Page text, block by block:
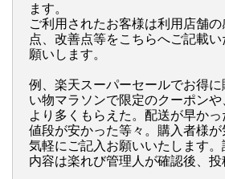
ます。
ご利用されたお客様は利用店舗
点、改善点等をこちらへご記載
願いします。
例、楽天スーパーセールでお得
い物マラソンで限定のクーポン
より多くもらえた。配送が早か
値段が安かった等々。購入者様
気軽にご記入お願いいたします
内容は楽れび管理人が確認後、投